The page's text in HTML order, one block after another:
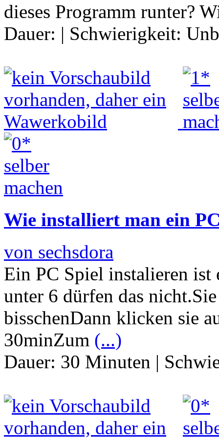
dieses Programm runter?
Dauer: | Schwierigkeit:
Wie installiert man ein
von sechsdora
Ein PC Spiel instalieren
unter 6 dürfen das
bisschenDann klicken sie
30minZum (...)
Dauer: 30 Minuten |